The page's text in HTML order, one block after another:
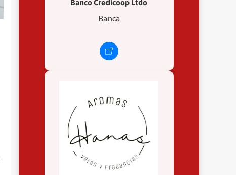
Banco Credicoop Ltdo
Banca